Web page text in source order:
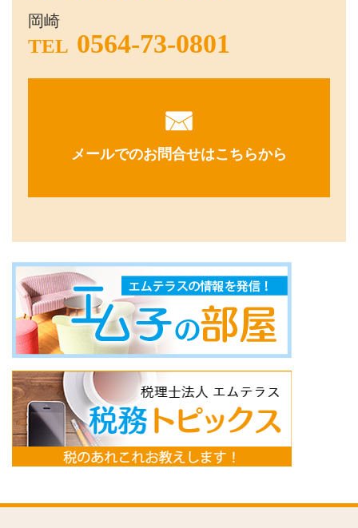
岡崎
TEL 0564-73-0801
メールでのお問合せはこちらから